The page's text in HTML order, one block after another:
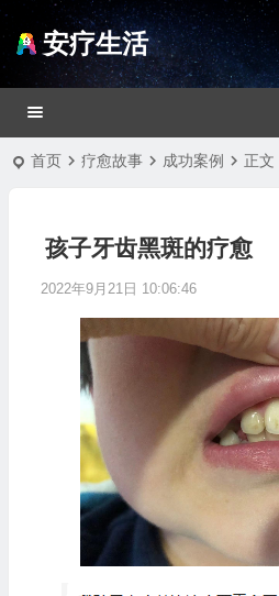
安疗生活
首页 疗愈故事 成功案例 正文
孩子牙齿黑斑的疗愈
2022年9月21日 10:06:46